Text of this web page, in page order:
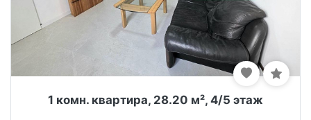
1 комн. квартира, 28.20 м², 4/5 этаж